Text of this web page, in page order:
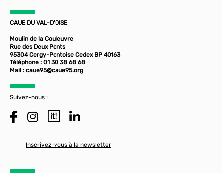
CAUE DU VAL-D'OISE
Moulin de la Couleuvre
Rue des Deux Ponts
95304 Cergy-Pontoise Cedex BP 40163
Téléphone : 01 30 38 68 68
Mail : caue95@caue95.org
Suivez-nous :
Inscrivez-vous à la newsletter